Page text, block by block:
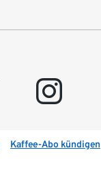
instagram
Kaffee-Abo kündigen